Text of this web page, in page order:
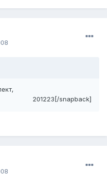
201223[/snapback]